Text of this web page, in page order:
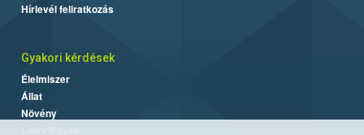
Hírlevél feliratkozás
Gyakori kérdések
Élelmiszer
Állat
Növény